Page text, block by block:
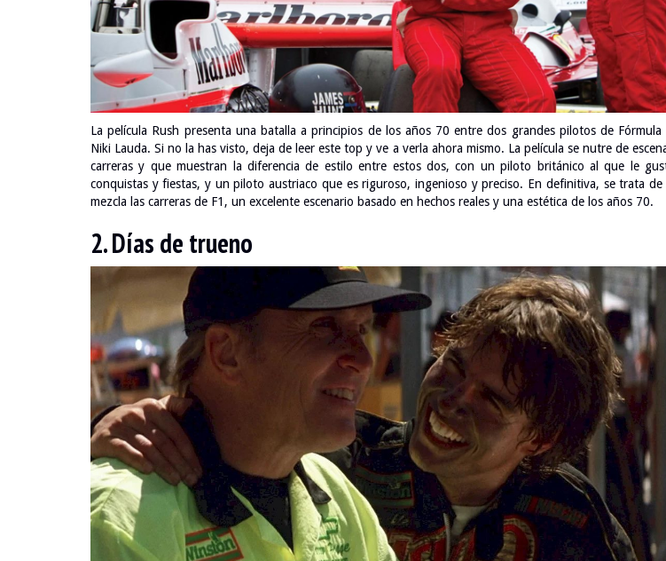
La película Rush presenta una batalla a principios de los años 70 entre dos grandes pilotos de
Niki Lauda. Si no la has visto, deja de leer este top y ve a verla ahora mismo. La película se nutre de
carreras y que muestran la diferencia de estilo entre estos dos, con un piloto británico al que le
conquistas y fiestas, y un piloto austriaco que es riguroso, ingenioso y preciso. En definitiva, se trata de
mezcla las carreras de F1, un excelente escenario basado en hechos reales y una estética de los años 70.
2. Días de trueno